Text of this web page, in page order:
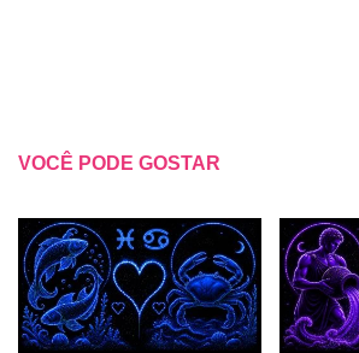
VOCÊ PODE GOSTAR